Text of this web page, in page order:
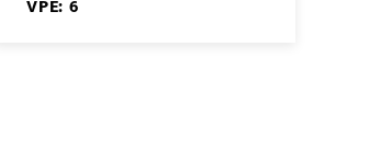
VPE: 6